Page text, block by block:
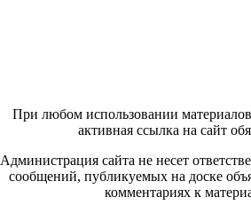
При любом использовании материалов
активная ссылка на сайт
Администрация сайта не несет
сообщений, публикуемых на доске
комментариях к